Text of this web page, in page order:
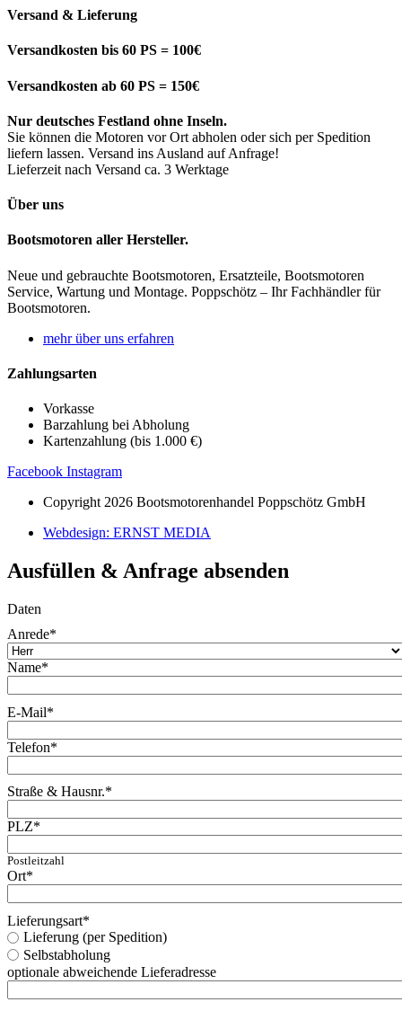
Versand & Lieferung
Versandkosten bis 60 PS = 100€
Versandkosten ab 60 PS = 150€
Nur deutsches Festland ohne Inseln.
Sie können die Motoren vor Ort abholen oder sich per Spedition
liefern lassen. Versand ins Ausland auf Anfrage!
Lieferzeit nach Versand ca. 3 Werktage
Über uns
Bootsmotoren aller Hersteller.
Neue und gebrauchte Bootsmotoren, Ersatzteile, Bootsmotoren
Service, Wartung und Montage. Poppschötz – Ihr Fachhändler für
Bootsmotoren.
mehr über uns erfahren
Zahlungsarten
Vorkasse
Barzahlung bei Abholung
Kartenzahlung (bis 1.000 €)
Facebook Instagram
Copyright 2026 Bootsmotorenhandel Poppschötz GmbH
Webdesign: ERNST MEDIA
Ausfüllen & Anfrage absenden
Daten
Anrede*
Name*
E-Mail*
Telefon*
Straße & Hausnr.*
PLZ*
Postleitzahl
Ort*
Lieferungsart*
Lieferung (per Spedition)
Selbstabholung
optionale abweichende Lieferadresse